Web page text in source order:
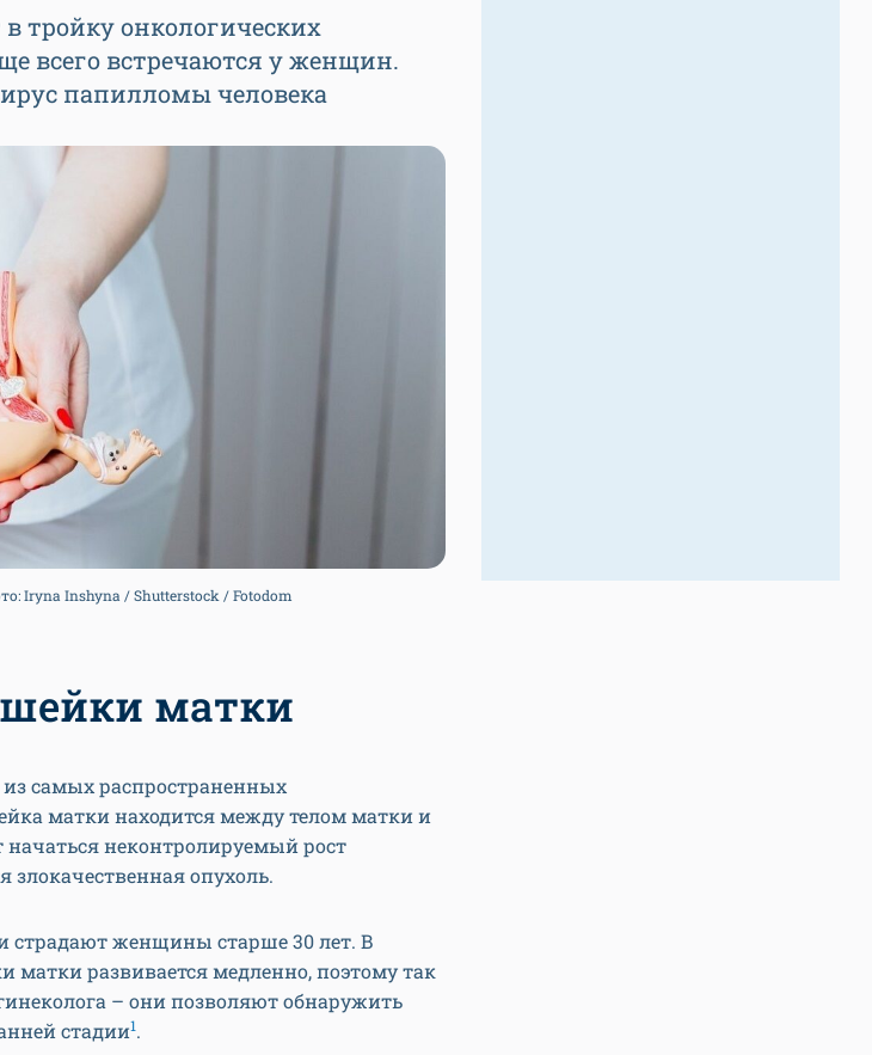
тройку онкологических
всего встречаются у женщин.
папилломы человека
Iryna Inshyna / Shutterstock / Fotodom
шейки матки
самых распространенных
матки находится между телом матки и
неконтролируемый рост
злокачественная опухоль.
страдают женщины старше 30 лет. В
матки развивается медленно, поэтому так
– они позволяют обнаружить
стадии1.